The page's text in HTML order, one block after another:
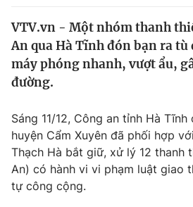
Thế giới
Tin tức
Câu chuyện quốc tế
Kinh tế
Tài chính
Thị trường
Góc doanh nghiệp
Dữ liệu và đời sống
Truyền hình
VTV.vn - Một nhóm thanh
An qua Hà Tĩnh đón bạn ra tù
máy phóng nhanh, vượt ẩu,
đường.
Sáng 11/12, Công an tỉnh Hà
huyện Cẩm Xuyên đã phối hợp
Thạch Hà bắt giữ, xử lý 12 thanh
An) có hành vi vi phạm luật giao
tự công cộng.